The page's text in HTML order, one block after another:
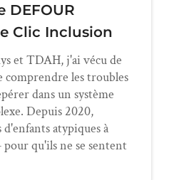
DEFOUR
Clic Inclusion
et TDAH, j'ai vécu de
les troubles
dans un système
Depuis 2020,
d'enfants atypiques à
qu'ils ne se sentent